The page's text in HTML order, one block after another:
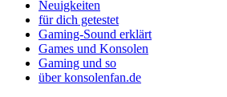
Neuigkeiten
für dich getestet
Gaming-Sound erklärt
Games und Konsolen
Gaming und so
über konsolenfan.de